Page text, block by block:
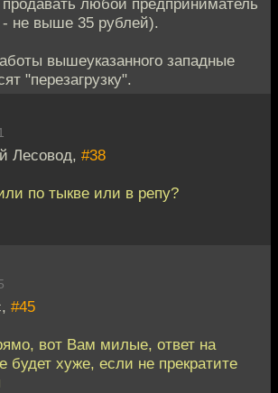
- не выше 35 рублей).
вышеуказанного западные
"перезагрузку".
Лесовод, #38
по тыкве или в репу?
#45
вот Вам милые, ответ на
будет хуже, если не прекратите